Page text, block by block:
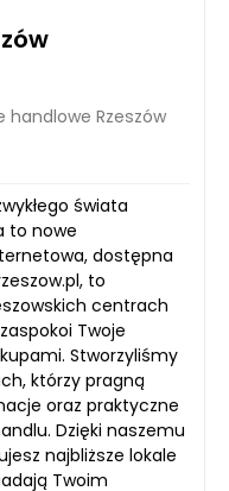
handlowe Rzeszów
świata
to nowe
dostępna
to
centrach
Twoje
Stworzyliśmy
którzy pragną
oraz praktyczne
Dzięki naszemu
najbliższe lokale
Twoim